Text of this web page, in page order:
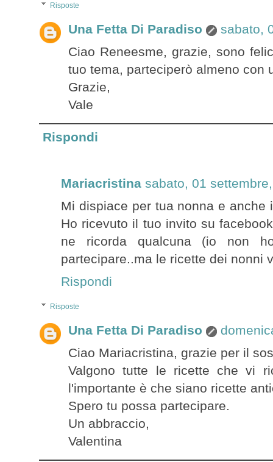
Risposte
Una Fetta Di Paradiso
sabato,
Ciao Reneesme, grazie, sono
tuo tema, parteciperò almeno con
Grazie,
Vale
Rispondi
Mariacristina sabato, 01
Mi dispiace per tua nonna e
Ho ricevuto il tuo invito su
ne ricorda qualcuna (io non
partecipare..ma le ricette dei nonni
Rispondi
Risposte
Una Fetta Di Paradiso
Ciao Mariacristina, grazie per il
Valgono tutte le ricette che vi
l'importante è che siano ricette
Spero tu possa partecipare.
Un abbraccio,
Valentina